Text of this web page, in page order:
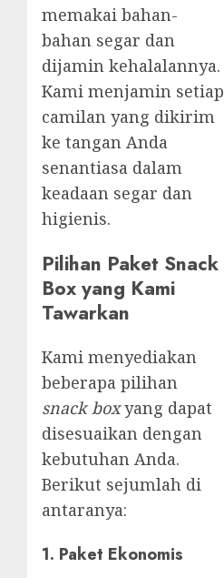
memakai bahan-
bahan segar dan
dijamin kehalalannya.
Kami menjamin setiap
camilan yang dikirim
ke tangan Anda
senantiasa dalam
keadaan segar dan
higienis.
Pilihan Paket Snack
Box yang Kami
Tawarkan
Kami menyediakan
beberapa pilihan
snack boxyang dapat
disesuaikan dengan
kebutuhan Anda.
Berikut sejumlah di
antaranya:
1. Paket Ekonomis